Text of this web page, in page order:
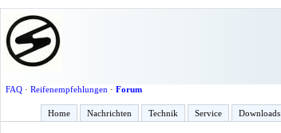
FAQ· Reifenempfehlungen · Forum
Home Nachrichten Technik Service Downloads